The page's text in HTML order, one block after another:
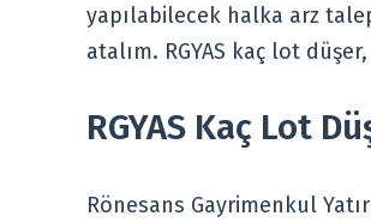
yapılabilecek halka arz
atalım. RGYAS kaç lot
RGYAS Kaç Lot
Rönesans Gayrimenkul